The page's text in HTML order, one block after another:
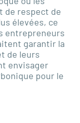
de respect de
élevées, ce
entrepreneurs
garantir la
de leurs
envisager
pour le